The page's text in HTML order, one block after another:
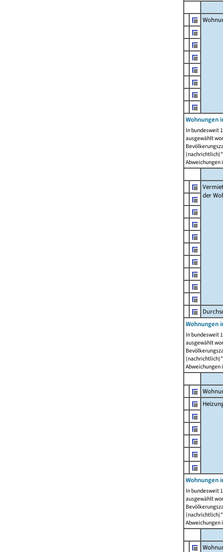
Wohnungen
In bundesweit
ausgewählt
Abweichungen
der
Wohnungen
In bundesweit
ausgewählt
Abweichungen
Wohnungen
In bundesweit
ausgewählt
Abweichungen